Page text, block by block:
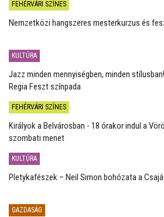
FEHÉRVÁRI SZÍNES
Nemzetközi hangszeres mesterkurzus és
KULTÚRA
Jazz minden mennyiségben, minden
Regia Feszt színpada
FEHÉRVÁRI SZÍNES
Királyok a Belvárosban - 18 órakor indul a
szombati menet
KULTÚRA
Pletykafészek – Neil Simon bohózata a
GAZDASÁG